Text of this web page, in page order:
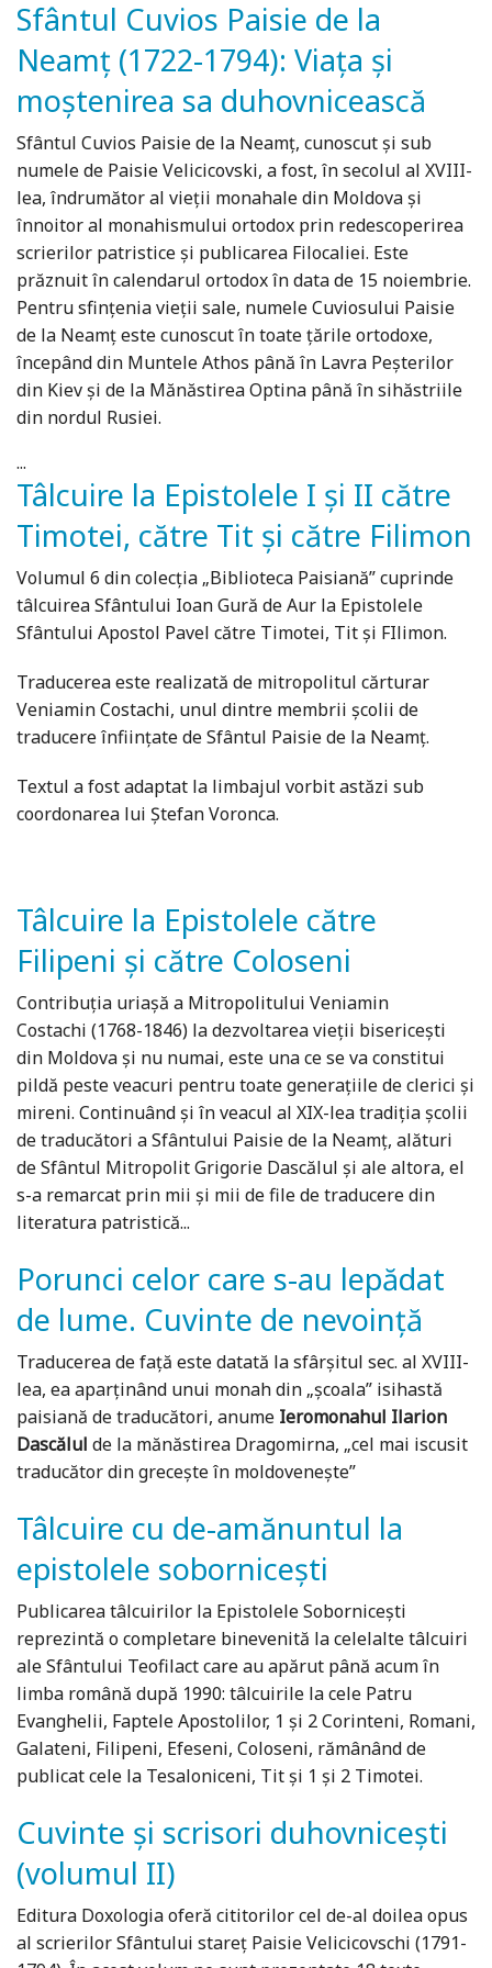
Sfântul Cuvios Paisie de la
Neamţ (1722-1794): Viaţa şi
moştenirea sa duhovnicească
Sfântul Cuvios Paisie de la Neamț, cunoscut și sub
numele de Paisie Velicicovski, a fost, în secolul al XVIII-
lea, îndrumător al vieții monahale din Moldova și
înnoitor al monahismului ortodox prin redescoperirea
scrierilor patristice și publicarea Filocaliei. Este
prăznuit în calendarul ortodox în data de 15 noiembrie.
Pentru sfințenia vieții sale, numele Cuviosului Paisie
de la Neamț este cunoscut în toate țările ortodoxe,
începând din Muntele Athos până în Lavra Peșterilor
din Kiev și de la Mănăstirea Optina până în sihăstriile
din nordul Rusiei.
...
Tâlcuire la Epistolele I și II către
Timotei, către Tit și către Filimon
Volumul 6 din colecția „Biblioteca Paisiană” cuprinde
tâlcuirea Sfântului Ioan Gură de Aur la Epistolele
Sfântului Apostol Pavel către Timotei, Tit și FIlimon.
Traducerea este realizată de mitropolitul cărturar
Veniamin Costachi, unul dintre membrii școlii de
traducere înființate de Sfântul Paisie de la Neamț.
Textul a fost adaptat la limbajul vorbit astăzi sub
coordonarea lui Ștefan Voronca.
Tâlcuire la Epistolele către
Filipeni și către Coloseni
Contribuția uriașă a Mitropolitului Veniamin
Costachi (1768-1846) la dezvoltarea vieții bisericești
din Moldova și nu numai, este una ce se va constitui
pildă peste veacuri pentru toate generațiile de clerici și
mireni. Continuând și în veacul al XIX-lea tradiția școlii
de traducători a Sfântului Paisie de la Neamț, alături
de Sfântul Mitropolit Grigorie Dascălul și ale altora, el
s-a remarcat prin mii și mii de file de traducere din
literatura patristică...
Porunci celor care s-au lepădat
de lume. Cuvinte de nevoință
Traducerea de față este datată la sfârșitul sec. al XVIII-
lea, ea aparținând unui monah din „școala” isihastă
paisiană de traducători, anume Ieromonahul Ilarion
Dascălul de la mănăstirea Dragomirna, „cel mai iscusit
traducător din grecește în moldovenește”
Tâlcuire cu de-amănuntul la
epistolele sobornicești
Publicarea tâlcuirilor la Epistolele Sobornicești
reprezintă o completare binevenită la celelalte tâlcuiri
ale Sfântului Teofilact care au apărut până acum în
limba română după 1990: tâlcuirile la cele Patru
Evanghelii, Faptele Apostolilor, 1 și 2 Corinteni, Romani,
Galateni, Filipeni, Efeseni, Coloseni, rămânând de
publicat cele la Tesaloniceni, Tit și 1 și 2 Timotei.
Cuvinte și scrisori duhovnicești
(volumul II)
Editura Doxologia oferă cititorilor cel de-al doilea opus
al scrierilor Sfântului stareţ Paisie Velicicovschi (1791-